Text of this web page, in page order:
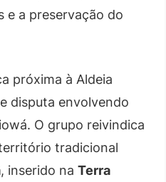
e a preservação do
próxima à Aldeia
disputa envolvendo
O grupo reivindica
tradicional
, inserido na Terra